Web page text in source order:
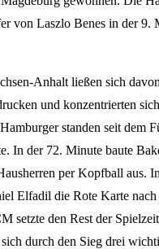
von Laszlo Benes in der 9.
Anhalt ließen sich
und konzentrierten
standen seit dem
In der 72. Minute baute
per Kopfball aus.
Elfadil die Rote Karte nach
setzte den Rest der
durch den Sieg drei